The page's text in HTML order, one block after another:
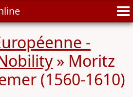
-
» Moritz
(1560-1610)